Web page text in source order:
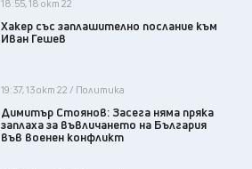
18:55, 18 окт 22
Хакер със заплашително послание към
Иван Гешев
19:37, 13 окт 22 / Политика
Димитър Стоянов: Засега няма пряка
заплаха за въвличането на България
във военен конфликт